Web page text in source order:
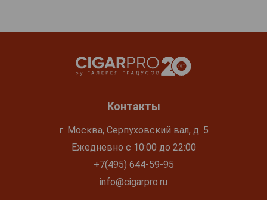
Контакты
г. Москва, Серпуховский вал, д. 5
Ежедневно с 10:00 до 22:00
+7(495) 644-59-95
info@cigarpro.ru